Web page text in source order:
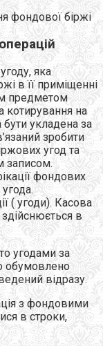
фондової біржі
яка
в її приміщенні
предметом
котирування на
бути укладена за
зробити
угод та
записом.
фондових
( угоди). Касова
в
угодами за
обумовлено
відразу.
з фондовими
в строки,